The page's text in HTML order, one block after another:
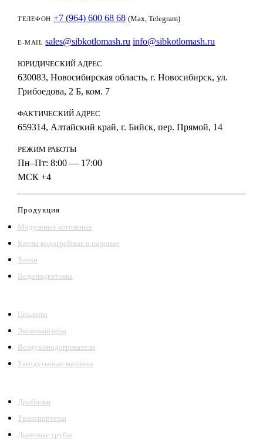
ТЕЛЕФОН +7 (964) 600 68 68 (Max, Telegram)
E-MAIL sales@sibkotlomash.ru info@sibkotlomash.ru
ЮРИДИЧЕСКИЙ АДРЕС
630083, Новосибирская область, г. Новосибирск, ул.
Грибоедова, 2 Б, ком. 7
ФАКТИЧЕСКИЙ АДРЕС
659314, Алтайский край, г. Бийск, пер. Прямой, 14
РЕЖИМ РАБОТЫ
Пн–Пт: 8:00 — 17:00
МСК +4
Продукция
Модульные котельные
Котлы водогрейные и паровые
Топки
Водоподготовка
Циклоны
Экономайзеры
Воздухоподогреватели
Тягодутьевые машины
Дробилки
Транспортеры
Дымовые трубы